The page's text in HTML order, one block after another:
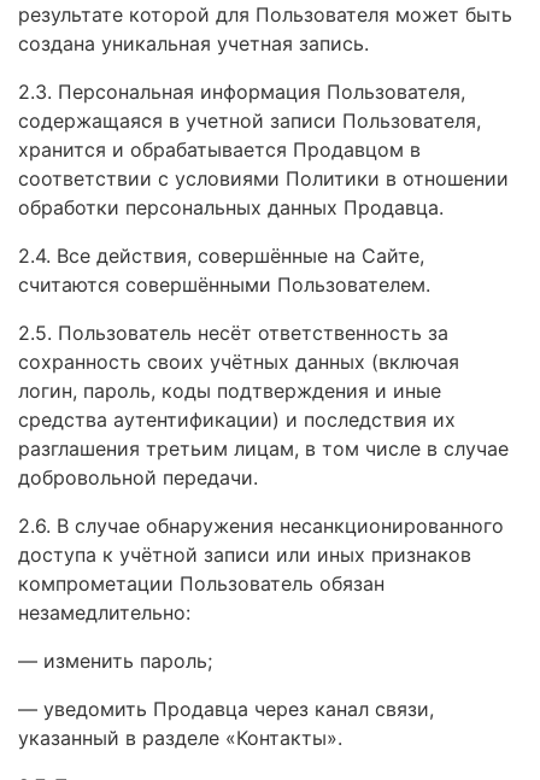
результате которой для Пользователя может быть
создана уникальная учетная запись.
2.3. Персональная информация Пользователя,
содержащаяся в учетной записи Пользователя,
хранится и обрабатывается Продавцом в
соответствии с условиями Политики в отношении
обработки персональных данных Продавца.
2.4. Все действия, совершённые на Сайте,
считаются совершёнными Пользователем.
2.5. Пользователь несёт ответственность за
сохранность своих учётных данных (включая
логин, пароль, коды подтверждения и иные
средства аутентификации) и последствия их
разглашения третьим лицам, в том числе в случае
добровольной передачи.
2.6. В случае обнаружения несанкционированного
доступа к учётной записи или иных признаков
компрометации Пользователь обязан
незамедлительно:
— изменить пароль;
— уведомить Продавца через канал связи,
указанный в разделе «Контакты».